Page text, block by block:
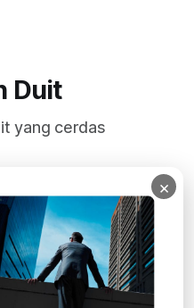
Duit
yang cerdas
Subscribe
×